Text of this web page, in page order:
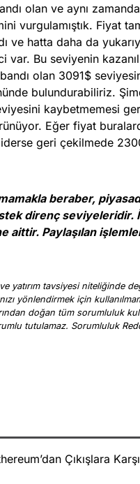
olan ve aynı
vurgulamıştık. Fiyat
ve hatta daha da
Bu seviyenin
olan 3091$
bulundurabiliriz.
kaybetmemesi
Eğer fiyat
geri çekilmede
beraber,
direnç seviyeleridir.
aittir. Paylaşılan
yatırım tavsiyesi niteliğinde
yönlendirmek için
doğan tüm sorumluluk
tutulamaz. Sorumluluk
Çıkışlara